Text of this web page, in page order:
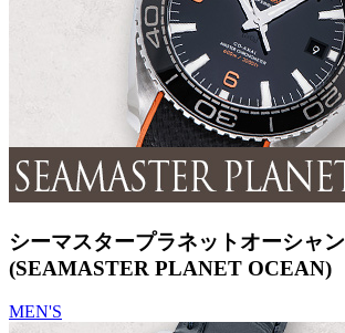
シーマスタープラネットオーシャン
(SEAMASTER PLANET OCEAN)
MEN'S